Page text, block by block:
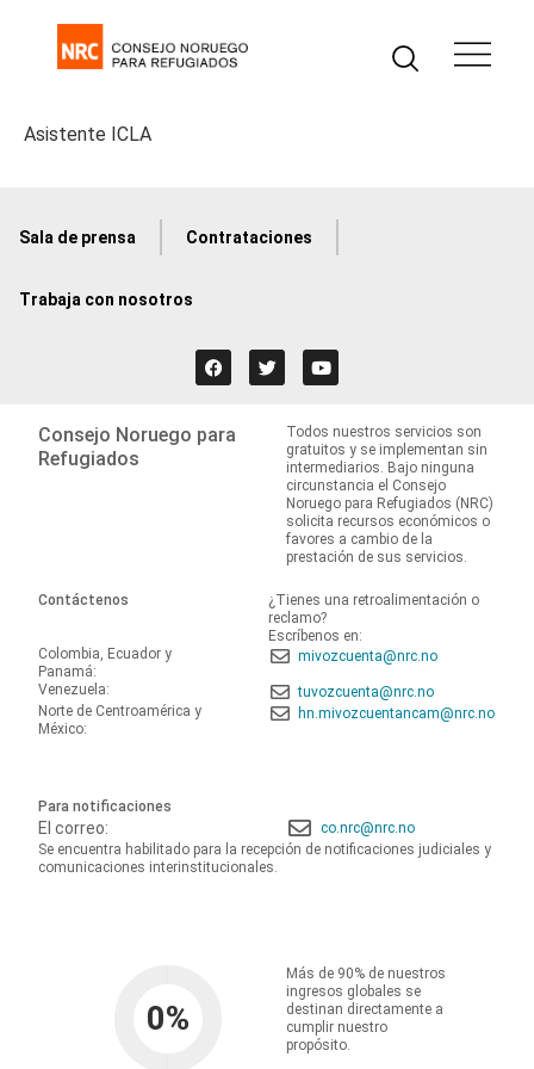
Asistente ICLA
Sala de prensa Contrataciones
Trabaja con nosotros
Consejo Noruego para
Refugiados
Todos nuestros servicios son
gratuitos y se implementan sin
intermediarios. Bajo ninguna
circunstancia el Consejo
Noruego para Refugiados (NRC)
solicita recursos económicos o
favores a cambio de la
prestación de sus servicios.
Contáctenos
¿Tienes una retroalimentación o
reclamo?
Escríbenos en:
Colombia, Ecuador y
Panamá:
mivozcuenta@nrc.no
Venezuela:
tuvozcuenta@nrc.no
Norte de Centroamérica y
México:
hn.mivozcuentancam@nrc.no
Para notificaciones
El correo:
co.nrc@nrc.no
Se encuentra habilitado para la recepción de notificaciones judiciales y
comunicaciones interinstitucionales.
0%
Más de 90% de nuestros
ingresos globales se
destinan directamente a
cumplir nuestro
propósito.